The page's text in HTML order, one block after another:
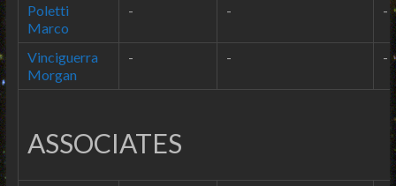
Poletti
Marco
- - -
Vinciguerra
Morgan
- - -
ASSOCIATES